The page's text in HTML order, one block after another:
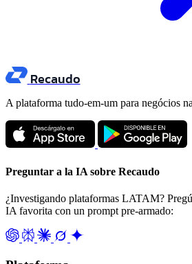
Recaudo
A plataforma tudo-em-um para negócios
Preguntar a la IA sobre Recaudo
¿Investigando plataformas LATAM?
IA favorita con un prompt pre-armado: